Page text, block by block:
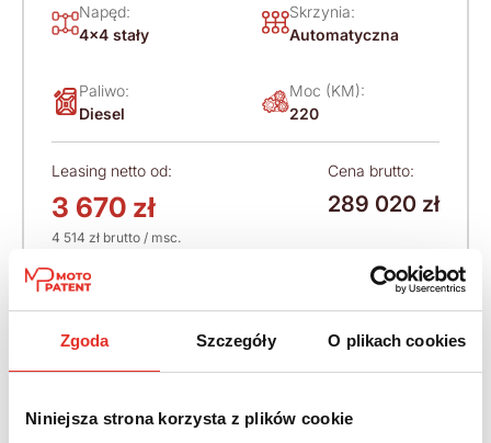
Zgoda Szczegóły O plikach cookies
Niniejsza strona korzysta z plików cookie
Napęd:
4x4 stały
Skrzynia:
Automatyczna
Paliwo:
Diesel
Moc (KM):
220
Leasing netto od:
3 670 zł
4 514 zł brutto / msc.
Cena brutto:
289 020 zł
Bestseller Od ręki